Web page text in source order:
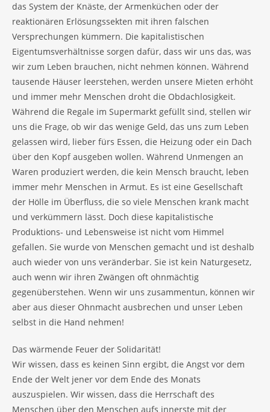
das System der Knäste, der Armenküchen oder der
reaktionären Erlösungssekten mit ihren falschen
Versprechungen kümmern. Die kapitalistischen
Eigentumsverhältnisse sorgen dafür, dass wir uns das, was
wir zum Leben brauchen, nicht nehmen können. Während
tausende Häuser leerstehen, werden unsere Mieten erhöht
und immer mehr Menschen droht die Obdachlosigkeit.
Während die Regale im Supermarkt gefüllt sind, stellen wir
uns die Frage, ob wir das wenige Geld, das uns zum Leben
gelassen wird, lieber fürs Essen, die Heizung oder ein Dach
über den Kopf ausgeben wollen. Während Unmengen an
Waren produziert werden, die kein Mensch braucht, leben
immer mehr Menschen in Armut. Es ist eine Gesellschaft
der Hölle im Überfluss, die so viele Menschen krank macht
und verkümmern lässt. Doch diese kapitalistische
Produktions- und Lebensweise ist nicht vom Himmel
gefallen. Sie wurde von Menschen gemacht und ist deshalb
auch wieder von uns veränderbar. Sie ist kein Naturgesetz,
auch wenn wir ihren Zwängen oft ohnmächtig
gegenüberstehen. Wenn wir uns zusammentun, können wir
aber aus dieser Ohnmacht ausbrechen und unser Leben
selbst in die Hand nehmen!
Das wärmende Feuer der Solidarität!
Wir wissen, dass es keinen Sinn ergibt, die Angst vor dem
Ende der Welt jener vor dem Ende des Monats
auszuspielen. Wir wissen, dass die Herrschaft des
Menschen über den Menschen aufs innerste mit der